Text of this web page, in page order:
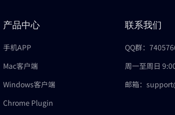
产品中心
手机APP
Mac客户端
Windows客户端
Chrome Plugin
联系我们
QQ群：
周一至周日
邮箱：